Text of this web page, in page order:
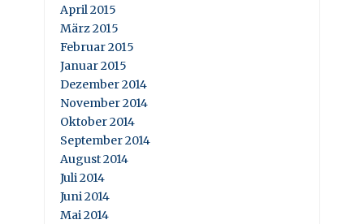
April 2015
März 2015
Februar 2015
Januar 2015
Dezember 2014
November 2014
Oktober 2014
September 2014
August 2014
Juli 2014
Juni 2014
Mai 2014